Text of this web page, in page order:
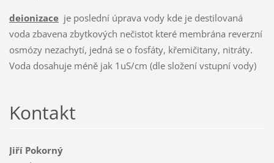
deionizace je poslední úprava vody kde je destilovaná
voda zbavena zbytkových nečistot které membrána reverzní
osmózy nezachytí, jedná se o fosfáty, křemičitany, nitráty.
Voda dosahuje méně jak 1uS/cm (dle složení vstupní vody)
Kontakt
Jiří Pokorný